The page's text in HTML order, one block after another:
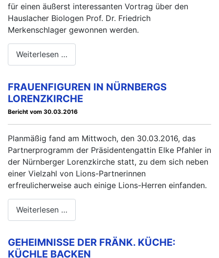
für einen äußerst interessanten Vortrag über den
Hauslacher Biologen Prof. Dr. Friedrich
Merkenschlager gewonnen werden.
Weiterlesen …
FRAUENFIGUREN IN NÜRNBERGS
LORENZKIRCHE
Bericht vom 30.03.2016
Planmäßig fand am Mittwoch, den 30.03.2016, das
Partnerprogramm der Präsidentengattin Elke Pfahler in
der Nürnberger Lorenzkirche statt, zu dem sich neben
einer Vielzahl von Lions-Partnerinnen
erfreulicherweise auch einige Lions-Herren einfanden.
Weiterlesen …
GEHEIMNISSE DER FRÄNK. KÜCHE:
KÜCHLE BACKEN